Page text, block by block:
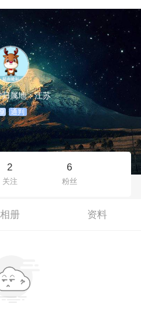
归属地：江苏
通判
2
关注
6
粉丝
相册 资料